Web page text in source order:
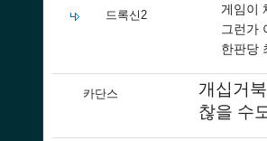
드록신2
게임이
그런가
한판당
카단스
개십거
찮을 수